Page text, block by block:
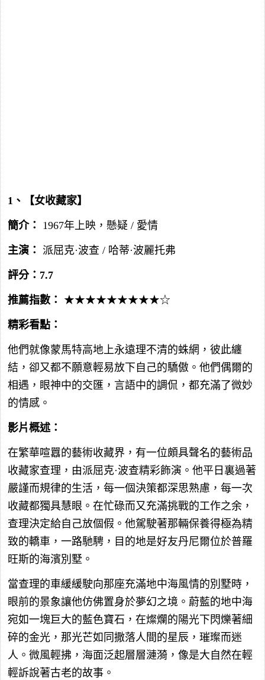
1、【女收藏家】
簡介： 1967年上映，懸疑 / 愛情
主演： 派屈克·波查 / 哈蒂·波麗托弗
評分：7.7
推薦指數： ★★★★★★★★★☆
精彩看點：
他們就像蒙馬特高地上永遠理不清的蛛網，彼此纏
結，卻又都不願意輕易放下自己的驕傲。他們偶爾的
相遇，眼神中的交匯，言語中的調侃，都充滿了微妙
的情感。
影片概述：
在繁華喧囂的藝術收藏界，有一位頗具聲名的藝術品
收藏家查理，由派屈克·波查精彩飾演。他平日裏過著
嚴謹而規律的生活，每一個決策都深思熟慮，每一次
收藏都獨具慧眼。在忙碌而又充滿挑戰的工作之余，
查理決定給自己放個假。他駕駛著那輛保養得極為精
致的轎車，一路馳騁，目的地是好友丹尼爾位於普羅
旺斯的海濱別墅。
當查理的車緩緩駛向那座充滿地中海風情的別墅時，
眼前的景象讓他仿佛置身於夢幻之境。蔚藍的地中海
宛如一塊巨大的藍色寶石，在燦爛的陽光下閃爍著細
碎的金光，那光芒如同撒落人間的星辰，璀璨而迷
人。微風輕拂，海面泛起層層漣漪，像是大自然在輕
輕訴說著古老的故事。